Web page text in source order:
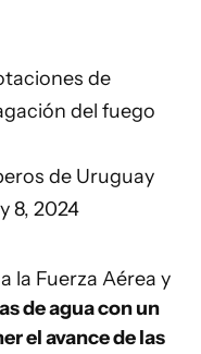
de
del fuego
de Uruguay
8, 2024
la Fuerza Aérea y
de agua con un
el avance de las